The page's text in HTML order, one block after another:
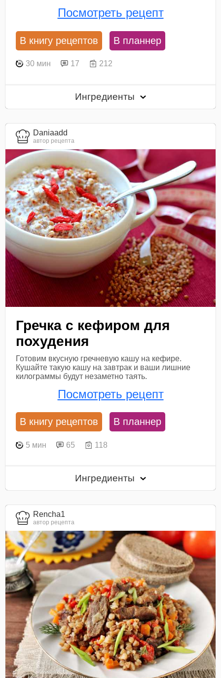
Посмотреть рецепт
В книгу рецептов В планнер
30 мин 17 212
Ингредиенты
Daniaadd
автор рецепта
Гречка с кефиром для
похудения
Готовим вкусную гречневую кашу на кефире.
Кушайте такую кашу на завтрак и ваши лишние
килограммы будут незаметно таять.
Посмотреть рецепт
В книгу рецептов В планнер
5 мин 65 118
Ингредиенты
Rencha1
автор рецепта